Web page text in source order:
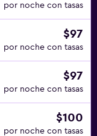
por noche con tasas
$97
por noche con tasas
$97
por noche con tasas
$100
por noche con tasas